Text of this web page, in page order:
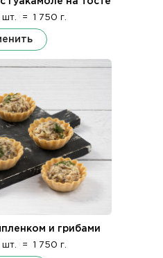
шт. = 1 750 г.
и грибами
шт. = 1 750 г.